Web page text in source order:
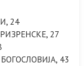
24
27
43